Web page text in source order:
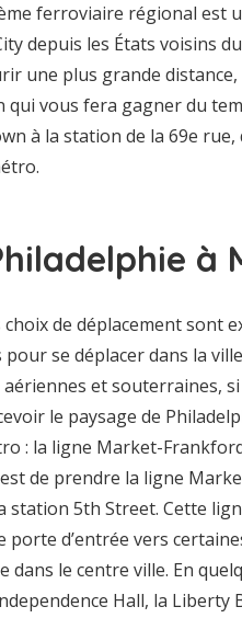
ferroviaire régional est
depuis les États voisins
une plus grande
vous fera gagner du
à la station de la 69e rue,
à
de déplacement sont
se déplacer dans la
et souterraines,
le paysage de
: la ligne Market-
de prendre la ligne
station 5th Street. Cette
d’entrée vers
le centre ville. En
Hall, la Liberty